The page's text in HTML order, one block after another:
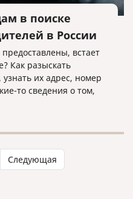
в поиске
в России
встает
Как разыскать
их адрес, номер
то сведения о том,
Следующая